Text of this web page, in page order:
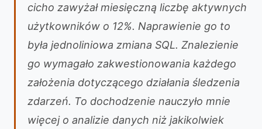
cicho zawyżał miesięczną liczbę aktywnych
użytkowników o 12%. Naprawienie go to
była jednoliniowa zmiana SQL. Znalezienie
go wymagało zakwestionowania każdego
założenia dotyczącego działania śledzenia
zdarzeń. To dochodzenie nauczyło mnie
więcej o analizie danych niż jakikolwiek